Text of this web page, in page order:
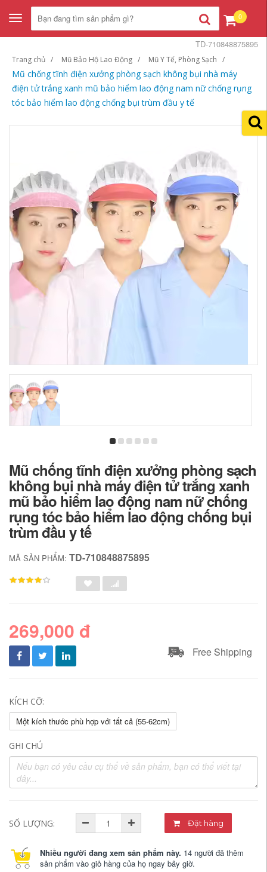
Toggle
navigation
0
Trang chủ Mũ Bảo Hộ Lao Động Mũ Y Tế, Phòng Sạch
Mũ chống tĩnh điện xưởng phòng sạch không bụi nhà máy
điện tử trắng xanh mũ bảo hiểm lao động nam nữ chống rụng
tóc bảo hiểm lao động chống bụi trùm đầu y tế
TD-710848875895
Mũ chống tĩnh điện xưởng phòng sạch
không bụi nhà máy điện tử trắng xanh
mũ bảo hiểm lao động nam nữ chống
rụng tóc bảo hiểm lao động chống bụi
trùm đầu y tế
MÃ SẢN PHẨM: TD-710848875895
269,000 đ
Free Shipping
KÍCH CỠ:
Một kích thước phù hợp với tất cả (55-62cm)
GHI CHÚ
SỐ LƯỢNG: Đặt hàng
Nhiều người đang xem sản phẩm này. 14 người đã thêm
sản phẩm vào giỏ hàng của họ ngay bây giờ.